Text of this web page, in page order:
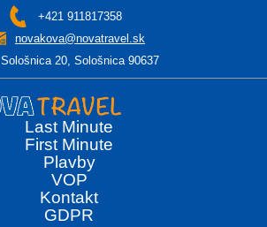
+421 911817358
novakova@novatravel.sk
Sološnica 20, Sološnica 90637
Last Minute
First Minute
Plavby
VOP
Kontakt
GDPR